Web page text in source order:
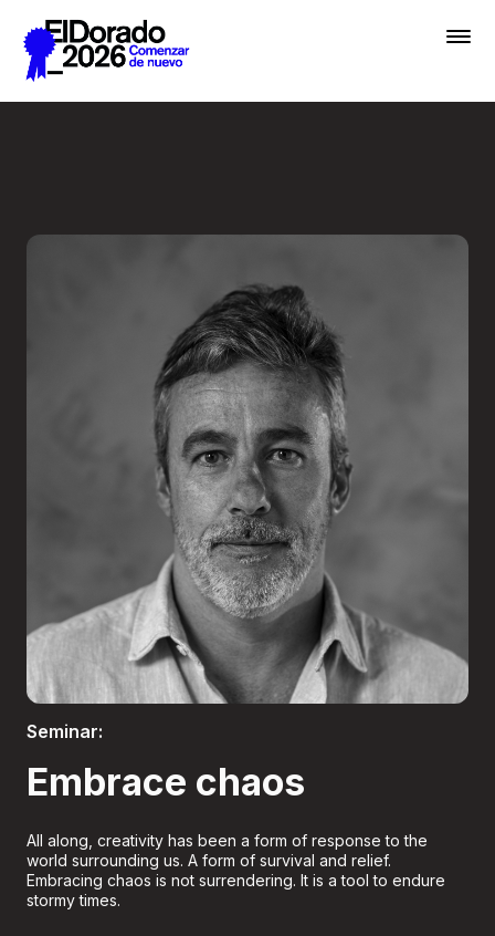
Saltar al contenido principal
Inscribir
Boletería
Seminar:
Embrace chaos
All along, creativity has been a form of response to the
world surrounding us. A form of survival and relief.
Embracing chaos is not surrendering. It is a tool to endure
stormy times.